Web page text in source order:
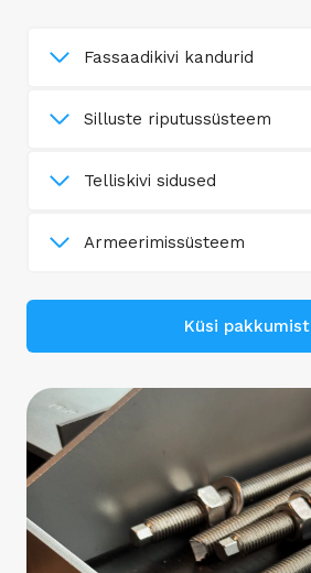
Fassaadikivi kandurid
Silluste riputussüsteem
Telliskivi sidused
Armeerimissüsteem
Küsi pakkumist